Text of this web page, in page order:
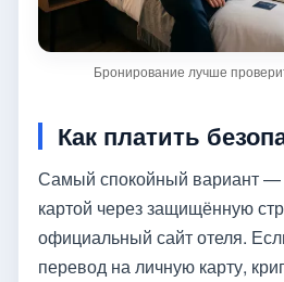
Бронирование лучше
Как платить
Самый спокойный вариант —
картой через защищённую
официальный сайт отеля.
перевод на личную карту,